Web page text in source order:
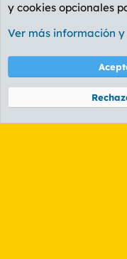
Etiquetas
Cookies
PL
Términos
Community platform by
y cookies opcionales
Ver más información